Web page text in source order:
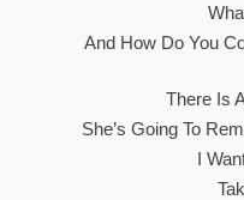
And How Do You
There Is
She’s Going To
I